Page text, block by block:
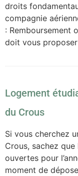
droits
compagnie
: Remboursement
doit vous
Logement
du Crous
Si vous cherchez
Crous, sachez
ouvertes pour
moment de